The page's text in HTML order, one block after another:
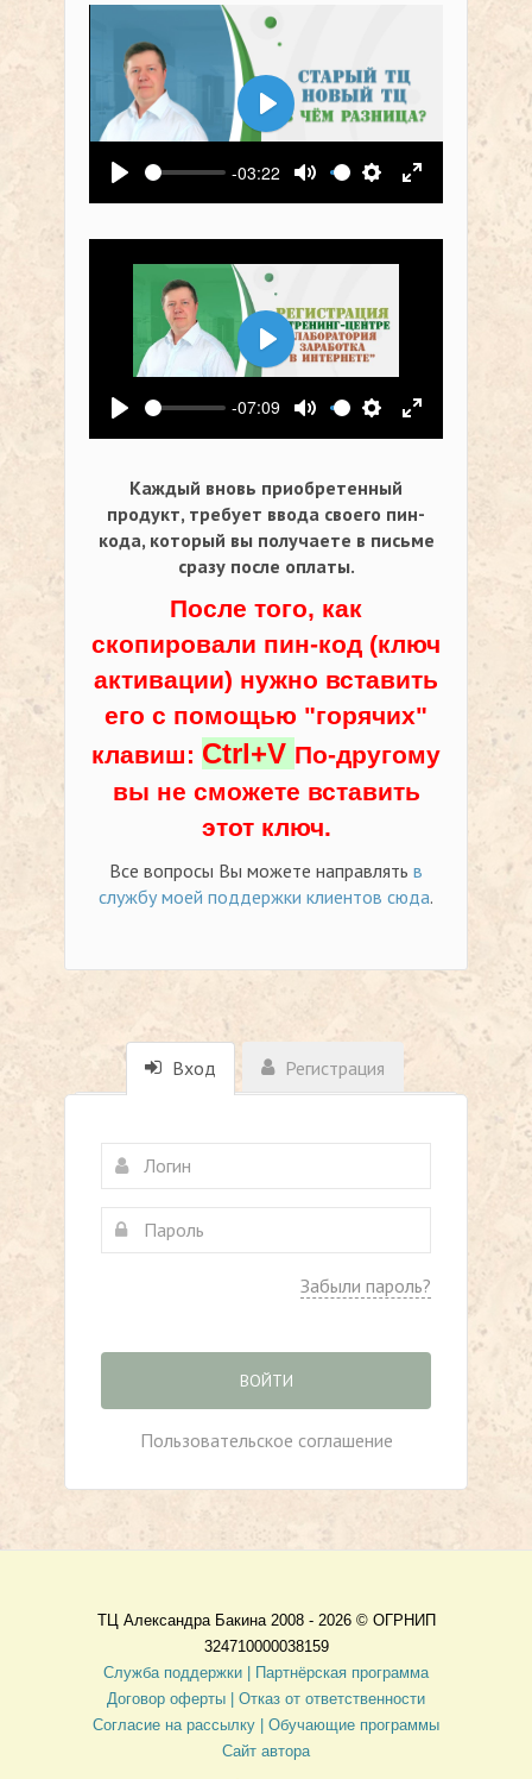
Воспроизвести
-03:22
Выключить звук
Настройки
На весь
Воспроизвести
Воспроизвести
-07:09
Выключить звук
Настройки
На весь
Воспроизвести
Каждый вновь приобретенный
продукт, требует ввода своего пин-
кода, который вы получаете в письме
сразу после оплаты.
После того, как
скопировали пин-код (ключ
активации) нужно вставить
его с помощью "горячих"
клавиш: Ctrl+V По-другому
вы не сможете вставить
этот ключ.
Все вопросы Вы можете направлять в
службу моей поддержки клиентов сюда.
Вход Регистрация
Забыли пароль?
ВОЙТИ
Пользовательское соглашение
ТЦ Александра Бакина 2008 - 2026 © ОГРНИП
324710000038159
Служба поддержки |
Партнёрская программа
Договор оферты
| Отказ от ответственности
Согласие на рассылку | Обучающие программы
Сайт автора